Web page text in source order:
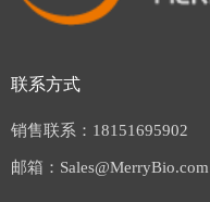
联系方式
销售联系：18151695902
邮箱：Sales@MerryBio.com